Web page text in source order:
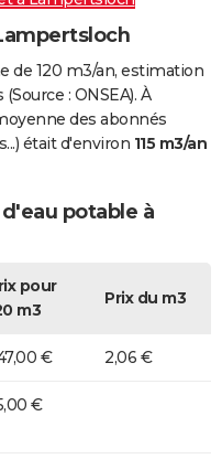
de 120 m3/an, estimation
: ONSEA). À
des abonnés
était d'environ 115 m3/an
potable à
pour
m3
Prix du m3
€ 2,06 €
€